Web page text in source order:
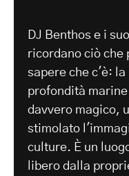
DJ Benthos e i
ricordano ciò che
sapere che c'è:
profondità
davvero magico,
stimolato
culture. È un
libero dalla